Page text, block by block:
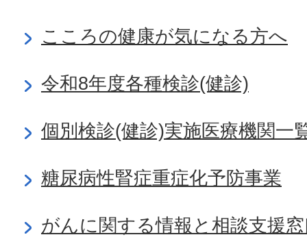
こころの健康が気になる方へ
令和8年度各種検診(健診)
個別検診(健診)実施医療機関一
糖尿病性腎症重症化予防事業
がんに関する情報と相談支援